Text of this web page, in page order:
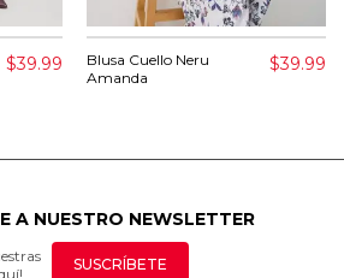
$39.99
Blusa Cuello Neru
Amanda
$39.99
A NUESTRO NEWSLETTER
SUSCRÍBETE